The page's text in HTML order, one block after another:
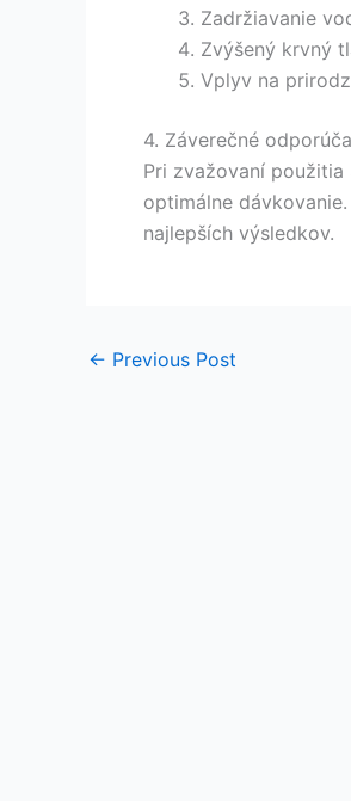
Zadržiavanie
Zvýšený krvný
Vplyv na
4. Záverečné
Pri zvažovaní
optimálne
najlepších výsledkov.
← Previous Post